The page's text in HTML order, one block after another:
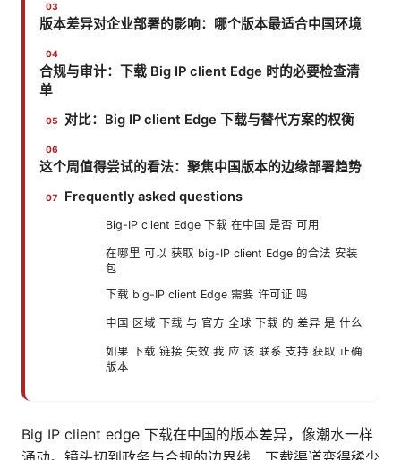
版本差异对企业部署的影响：哪个版本最适合中国环境
合规与审计：下载 Big IP client Edge 时的必要检查清
单
对比：Big IP client Edge 下载与替代方案的权衡
这个周值得尝试的看法：聚焦中国版本的边缘部署趋势
Frequently asked questions
Big-IP client Edge 下载 在中国 是否 可用
在哪里 可以 获取 big-IP client Edge 的合法 安装
包
下载 big-IP client Edge 需要 许可证 吗
中国 区域 下载 与 官方 全球 下载 的 差异 是 什么
如果 下载 链接 失效 我 应 该 联系 支持 获取 正确
版本
Big IP client edge 下载在中国的版本差异，像潮水一样